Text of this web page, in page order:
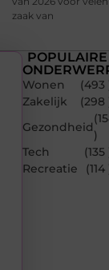
zaak van
POPULAIRE
Wonen
(493
Zakelijk
(298
Gezondheid
)
Tech
(135
Recreatie
(114